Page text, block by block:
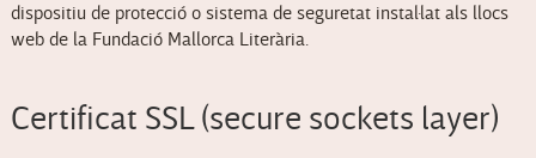
dispositiu de protecció o sistema de seguretat instal·lat als llocs
web de la Fundació Mallorca Literària.
Certificat SSL (secure sockets layer)